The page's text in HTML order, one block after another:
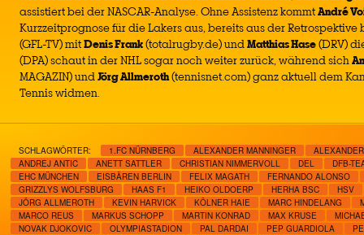
assistiert bei der NASCAR-Analyse. Ohne Assistenz kommtAndré
Kurzzeitprognose für die Lakers aus, bereits aus der
(GFL-TV) mitDenis Frank(totalrugby.de) undMatthias Hase(DRV)
(DPA) schaut in der NHL sogar noch weiter zurück, während sich
MAGAZIN) undJörg Allmeroth(tennisnet.com) ganz aktuell dem
Tennis widmen.
SCHLAGWÖRTER: 1.FC NÜRNBERG ALEXANDER MANNINGER
ANDREJ ANTIC
ANETT SATTLER CHRISTIAN NIMMERVOLL DEL
DFB-
EHC MÜNCHEN
EISBÄREN BERLIN FELIX MAGATH
FERNANDO ALONSO
GRIZZLYS WOLFSBURG
HAAS F1 HEIKO OLDOERP HERHA BSC
HSV
JÖRG ALLMEROTH
KEVIN HARVICK KÖLNER HAIE MARC HINDELANG
MARCO REUS
MARKUS SCHOPP MARTIN KONRAD MAX KRUSE
NOVAK DJOKOVIC
OLYMPIASTADION PAL DARDAI PEP GUARDIOLA